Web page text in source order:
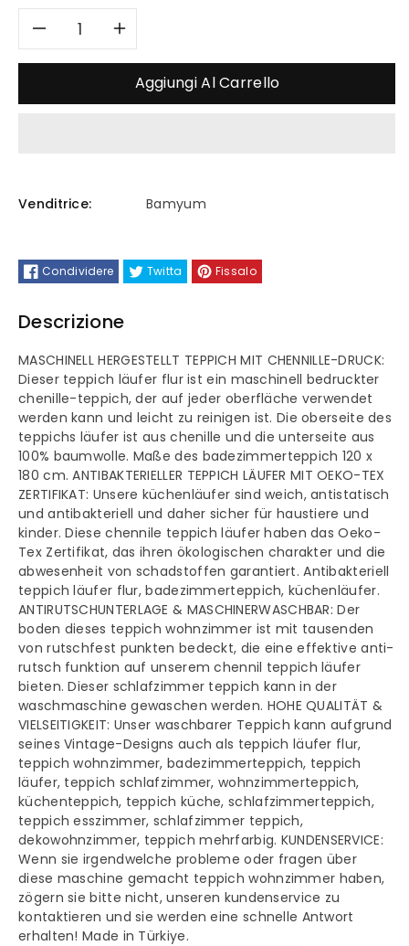
Diminuisci
quantità
Bedruckter
Chenille-
Druck
Maschinell
Hergestellt
Aumenta
quantità
Bedruckter
Chenille-
Druck
Maschinell
Hergestellt
Aggiungi Al Carrello
Venditrice: Bamyum
Condividere Twitta Fissalo
Descrizione
MASCHINELL HERGESTELLT TEPPICH MIT CHENNILLE-DRUCK:
Dieser teppich läufer flur ist ein maschinell bedruckter
chenille-teppich, der auf jeder oberfläche verwendet
werden kann und leicht zu reinigen ist. Die oberseite des
teppichs läufer ist aus chenille und die unterseite aus
100% baumwolle. Maße des badezimmerteppich 120 x
180 cm. ANTIBAKTERIELLER TEPPICH LÄUFER MIT OEKO-TEX
ZERTIFIKAT: Unsere küchenläufer sind weich, antistatisch
und antibakteriell und daher sicher für haustiere und
kinder. Diese chennile teppich läufer haben das Oeko-
Tex Zertifikat, das ihren ökologischen charakter und die
abwesenheit von schadstoffen garantiert. Antibakteriell
teppich läufer flur, badezimmerteppich, küchenläufer.
ANTIRUTSCHUNTERLAGE & MASCHINERWASCHBAR: Der
boden dieses teppich wohnzimmer ist mit tausenden
von rutschfest punkten bedeckt, die eine effektive anti-
rutsch funktion auf unserem chennil teppich läufer
bieten. Dieser schlafzimmer teppich kann in der
waschmaschine gewaschen werden. HOHE QUALITÄT &
VIELSEITIGKEIT: Unser waschbarer Teppich kann aufgrund
seines Vintage-Designs auch als teppich läufer flur,
teppich wohnzimmer, badezimmerteppich, teppich
läufer, teppich schlafzimmer, wohnzimmerteppich,
küchenteppich, teppich küche, schlafzimmerteppich,
teppich esszimmer, schlafzimmer teppich,
dekowohnzimmer, teppich mehrfarbig. KUNDENSERVICE:
Wenn sie irgendwelche probleme oder fragen über
diese maschine gemacht teppich wohnzimmer haben,
zögern sie bitte nicht, unseren kundenservice zu
kontaktieren und sie werden eine schnelle Antwort
erhalten! Made in Türkiye.